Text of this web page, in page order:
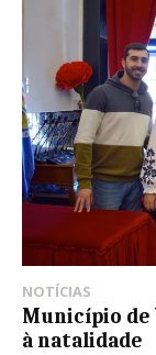
NOTÍCIAS
Município de
à natalidade